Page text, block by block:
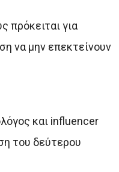
πρόκειται για
να μην επεκτείνουν
και influencer
του δεύτερου